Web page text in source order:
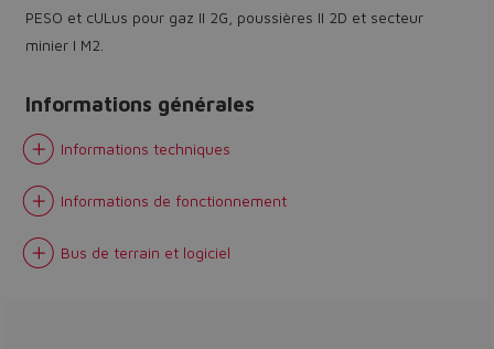
PESO et cULus pour gaz II 2G, poussières II 2D et secteur
minier I M2.
Informations générales
Informations techniques
Informations de fonctionnement
Bus de terrain et logiciel